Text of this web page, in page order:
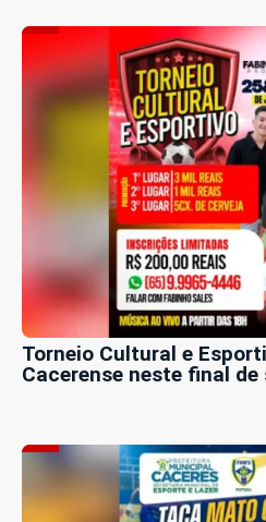
Torneio Cultural e
Cacerense neste final de